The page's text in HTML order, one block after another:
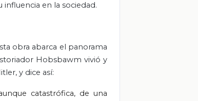
en la sociedad.
obra abarca el panorama
Hobsbawm vivió y
y dice así:
catastrófica, de una